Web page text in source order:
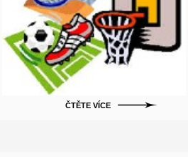
ČTĚTE VÍCE